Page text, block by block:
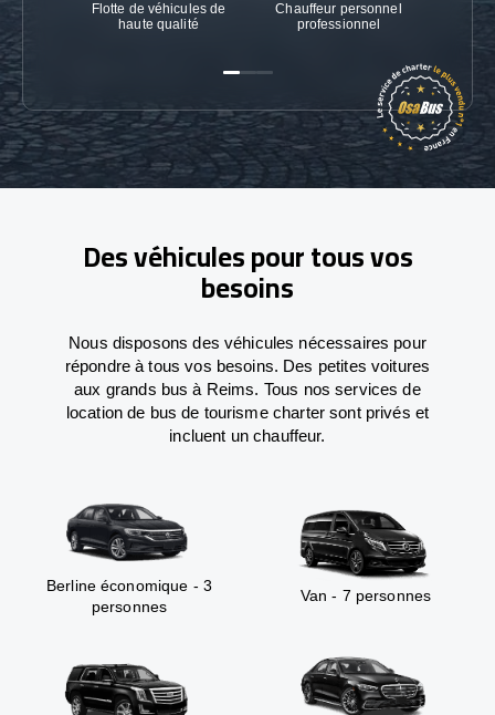
Flotte de véhicules de
haute qualité
Chauffeur personnel
professionnel
Des véhicules pour tous vos
besoins
Nous disposons des véhicules nécessaires pour
répondre à tous vos besoins. Des petites voitures
aux grands bus à Reims. Tous nos services de
location de bus de tourisme charter sont privés et
incluent un chauffeur.
Berline économique - 3
personnes
Van - 7 personnes